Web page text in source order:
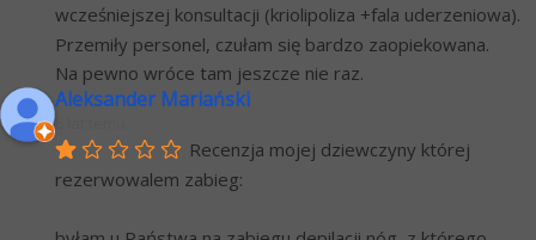
wcześniejszej konsultacji (kriolipoliza +fala uderzeniowa).
Przemiły personel, czułam się bardzo zaopiekowana.
Na pewno wróce tam jeszcze nie raz.
Aleksander Mariański
Recenzja mojej dziewczyny której
rezerwowalem zabieg: